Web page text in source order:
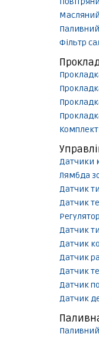
Фільтр
Датчики
Лямбда
Датчик
Датчик
Датчик
Датчик
Датчик
Датчик
Датчик
Датчик